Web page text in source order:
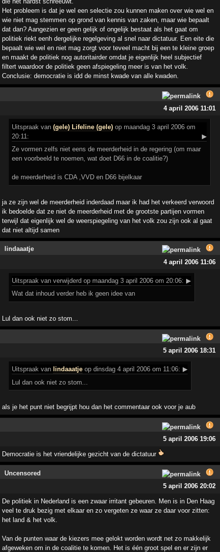
Het probleem is dat je wel een selectie zou kunnen maken over wie wel en
wie niet mag stemmen op grond van kennis van zaken, maar wie bepaalt
dat dan? Aangezien er geen gelijk of ongelijk bestaat als het gaat om
politiek riekt eenh dergelijke regelgeving al snel naar dictatuur. Een eite die
bepaalt wie wel en niet mag zorgt voor teveel macht bij een te kleine groep
en maakt de politiek nog autoritairder omdat je eigenlijk heel subjectief
filtert waardoor de politiek geen afspiegeling meer is van het volk.
Conclusie: democratie is idd de minst kwade van alle kwaden.
4 april 2006 11:01
Uitspraak van(gele) Lifeline (gele) op maandag 3 april 2006 om
20:11:
▶
Ze vormen zelfs niet eens de meerderheid in de regering (om maar
een voorbeeld te noemen, wat doet D66 in de coalitie?)
de meerderheid is CDA ,VVD en D66 bijelkaar
ja ze zijn wel de meerderheid inderdaad maar ik had het verkeerd verwoord
ik bedoelde dat ze niet de meerderheid met de grootste partijen vormen
terwijl dat eigenlijk wel de weerspiegeling van het volk zou zijn ook al gaat
dat niet altijd samen
lindaaatje
4 april 2006 11:06
Uitspraak van verwijderd op maandag 3 april 2006 om 20:06: ▶
Wat dat inhoud verder heb ik geen idee van
Lul dan ook niet zo stom...
5 april 2006 18:31
Uitspraak van lindaaatje op dinsdag 4 april 2006 om 11:06: ▶
Lul dan ook niet zo stom...
als je het punt niet begrijpt hou dan het commentaar ook voor je aub
5 april 2006 19:06
Democratie is het vriendelijke gezicht van de dictatuur
Uncensored
5 april 2006 20:02
De politiek in Nederland is een zwaar irritant gebeuren. Men is in Den Haag
veel te druk bezig met elkaar en zo vergeten ze waar ze daar voor zitten:
het land & het volk.
Van de punten waar de kiezers mee gelokt worden wordt net zo makkelijk
afgeweken om in de coalitie te komen. Het is één groot spel en er zijn er